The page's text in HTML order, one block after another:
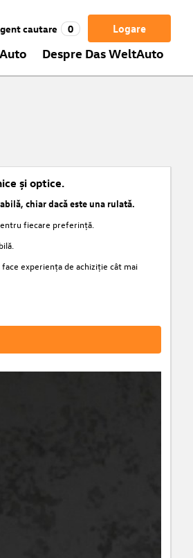
Logare
cautare 0
Despre Das WeltAuto
și optice.
chiar dacă este una rulată.
fiecare preferință.
experiența de achiziție cât mai